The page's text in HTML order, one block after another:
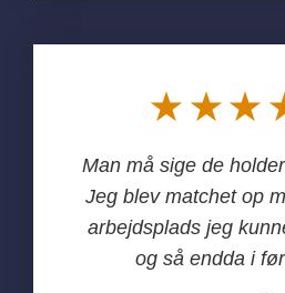
Man må sige de
Jeg blev matchet op
arbejdsplads jeg
og så endda i